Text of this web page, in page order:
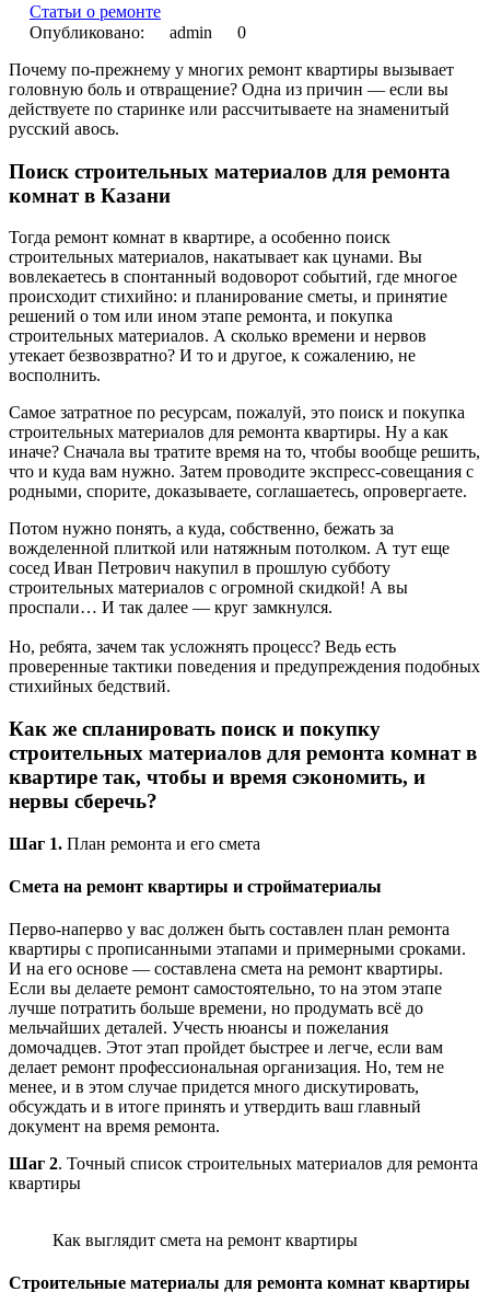
Статьи о ремонте
Опубликовано:
admin
0
Почему по-прежнему у многих ремонт квартиры вызывает
головную боль и отвращение? Одна из причин — если вы
действуете по старинке или рассчитываете на знаменитый
русский авось.
Поиск строительных материалов для ремонта
комнат в Казани
Тогда ремонт комнат в квартире, а особенно поиск
строительных материалов, накатывает как цунами. Вы
вовлекаетесь в спонтанный водоворот событий, где многое
происходит стихийно: и планирование сметы, и принятие
решений о том или ином этапе ремонта, и покупка
строительных материалов. А сколько времени и нервов
утекает безвозвратно? И то и другое, к сожалению, не
восполнить.
Самое затратное по ресурсам, пожалуй, это поиск и покупка
строительных материалов для ремонта квартиры. Ну а как
иначе? Сначала вы тратите время на то, чтобы вообще решить,
что и куда вам нужно. Затем проводите экспресс-совещания с
родными, спорите, доказываете, соглашаетесь, опровергаете.
Потом нужно понять, а куда, собственно, бежать за
вожделенной плиткой или натяжным потолком. А тут еще
сосед Иван Петрович накупил в прошлую субботу
строительных материалов с огромной скидкой! А вы
проспали… И так далее — круг замкнулся.
Но, ребята, зачем так усложнять процесс? Ведь есть
проверенные тактики поведения и предупреждения подобных
стихийных бедствий.
Как же спланировать поиск и покупку
строительных материалов для ремонта комнат в
квартире так, чтобы и время сэкономить, и
нервы сберечь?
Шаг 1. План ремонта и его смета
Смета на ремонт квартиры и стройматериалы
Перво-наперво у вас должен быть составлен план ремонта
квартиры с прописанными этапами и примерными сроками.
И на его основе — составлена смета на ремонт квартиры.
Если вы делаете ремонт самостоятельно, то на этом этапе
лучше потратить больше времени, но продумать всё до
мельчайших деталей. Учесть нюансы и пожелания
домочадцев. Этот этап пройдет быстрее и легче, если вам
делает ремонт профессиональная организация. Но, тем не
менее, и в этом случае придется много дискутировать,
обсуждать и в итоге принять и утвердить ваш главный
документ на время ремонта.
Шаг 2. Точный список строительных материалов для ремонта
квартиры
Как выглядит смета на ремонт квартиры
Строительные материалы для ремонта комнат квартиры